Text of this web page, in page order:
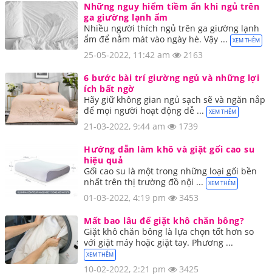
Những nguy hiểm tiềm ẩn khi ngủ trên
ga giường lạnh ẩm
Nhiều người thích ngủ trên ga giường lạnh
ẩm để nằm mát vào ngày hè. Vậy ...
XEM THÊM
25-05-2022, 11:42 am
2163
6 bước bài trí giường ngủ và những lợi
ích bất ngờ
Hãy giữ không gian ngủ sạch sẽ và ngăn nắp
để mọi người hoạt động dễ ...
XEM THÊM
21-03-2022, 9:44 am
1739
Hướng dẫn làm khô và giặt gối cao su
hiệu quả
Gối cao su là một trong những loại gối bền
nhất trên thị trường đồ nội ...
XEM THÊM
01-03-2022, 4:19 pm
3453
Mất bao lâu để giặt khô chăn bông?
Giặt khô chăn bông là lựa chọn tốt hơn so
với giặt máy hoặc giặt tay. Phương ...
XEM THÊM
10-02-2022, 2:21 pm
3425